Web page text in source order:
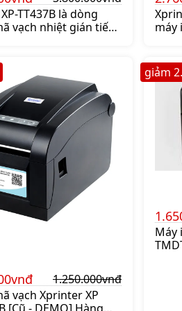
TT437B là dòng
vạch nhiệt gián tiếp
chính hãng lên ngay
máy
mã
1.250.000vnđ
vạch Xprinter XP
Máy
giảm